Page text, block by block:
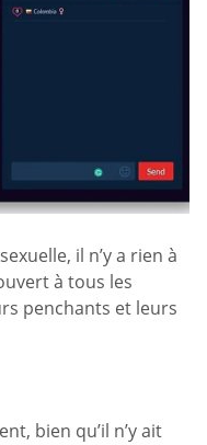
il n’y a rien à
à tous les
penchants et leurs
bien qu’il n’y ait